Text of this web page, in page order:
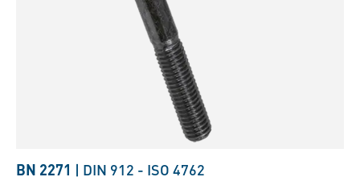
BN 2271 | DIN 912 - ISO 4762